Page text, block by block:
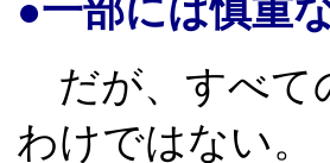
●一部には慎重
だが、すべて
わけではない。